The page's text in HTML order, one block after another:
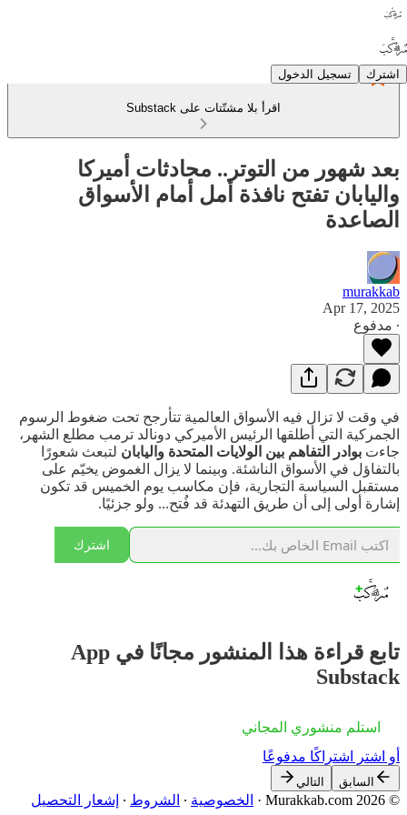
اشترك تسجيل الدخول
اقرأ بلا مشتّتات على Substack
بعد شهور من التوتر.. محادثات أميركا
واليابان تفتح نافذة أمل أمام الأسواق
الصاعدة
murakkab
Apr 17, 2025
∙ مدفوع
في وقت لا تزال فيه الأسواق العالمية تتأرجح تحت ضغوط الرسوم
الجمركية التي أطلقها الرئيس الأميركي دونالد ترمب مطلع الشهر،
جاءت بوادر التفاهم بين الولايات المتحدة واليابان لتبعث شعورًا
بالتفاؤل في الأسواق الناشئة. وبينما لا يزال الغموض يخيّم على
مستقبل السياسة التجارية، فإن مكاسب يوم الخميس قد تكون
إشارة أولى إلى أن طريق التهدئة قد فُتح... ولو جزئيًا.
اشترك
تابع قراءة هذا المنشور مجانًا في App
Substack
استلم منشوري المجاني
أو اشترِ اشتراكًا مدفوعًا
السابق التالي
© 2026 Murakkab.com
· الخصوصية ∙ الشروط ∙ إشعار التحصيل